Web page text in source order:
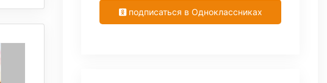
подписаться в Одноклассниках